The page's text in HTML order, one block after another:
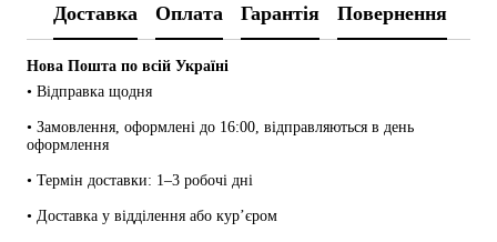
Доставка Оплата Гарантія Повернення
Нова Пошта по всій Україні
• Відправка щодня
• Замовлення, оформлені до 16:00, відправляються в день
оформлення
• Термін доставки: 1–3 робочі дні
• Доставка у відділення або кур’єром